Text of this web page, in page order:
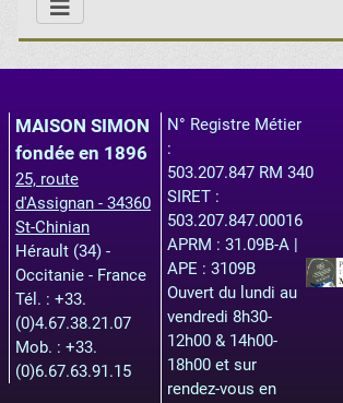
MAISON SIMON
fondée en 1896
25, route
d'Assignan - 34360
St-Chinian
Hérault (34) -
Occitanie - France
Tél. : +33.
(0)4.67.38.21.07
Mob. : +33.
(0)6.67.63.91.15
N° Registre Métier
:
503.207.847 RM 340
SIRET :
503.207.847.00016
APRM : 31.09B-A |
APE : 3109B
Ouvert du lundi au
vendredi 8h30-
12h00 & 14h00-
18h00 et sur
rendez-vous en